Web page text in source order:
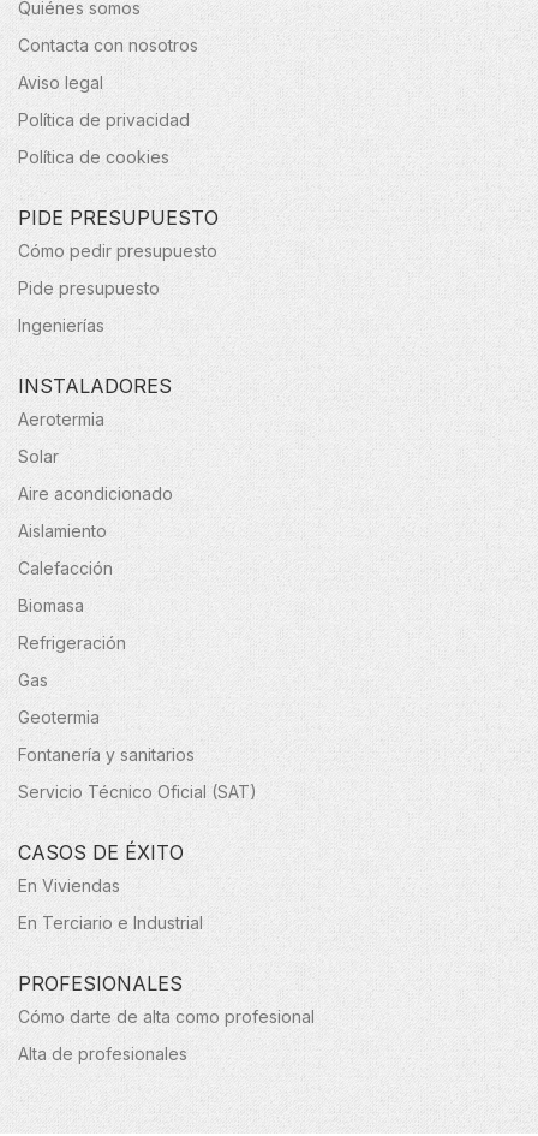
Quiénes somos
Contacta con nosotros
Aviso legal
Política de privacidad
Política de cookies
PIDE PRESUPUESTO
Cómo pedir presupuesto
Pide presupuesto
Ingenierías
INSTALADORES
Aerotermia
Solar
Aire acondicionado
Aislamiento
Calefacción
Biomasa
Refrigeración
Gas
Geotermia
Fontanería y sanitarios
Servicio Técnico Oficial (SAT)
CASOS DE ÉXITO
En Viviendas
En Terciario e Industrial
PROFESIONALES
Cómo darte de alta como profesional
Alta de profesionales